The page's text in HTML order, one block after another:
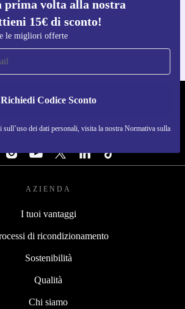
volta alla nostra
15€ di sconto!
le migliori offerte
Richiedi Codice Sconto
dei dati personali, visita la nostra Normativa sulla
Scarica l'app di refurbed
Per iOS e Android
ITALIA - RETHINK NEW.
SEGUICI SU
AZIENDA
I tuoi vantaggi
di ricondizionamento
Sostenibilità
Qualità
Chi siamo